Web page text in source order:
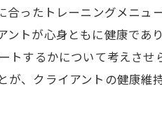
合ったトレーニングメニュ
トが心身ともに健康であ
するかについて考えさせ
、クライアントの健康維